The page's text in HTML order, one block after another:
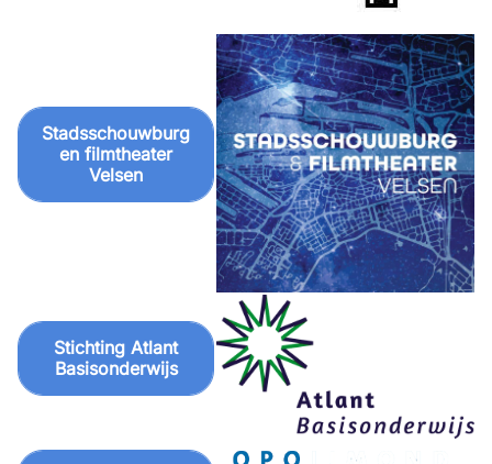
Stadsschouwburg
en filmtheater
Velsen
Stichting Atlant
Basisonderwijs